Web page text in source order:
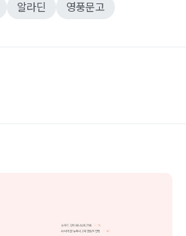
알라딘 영풍문고